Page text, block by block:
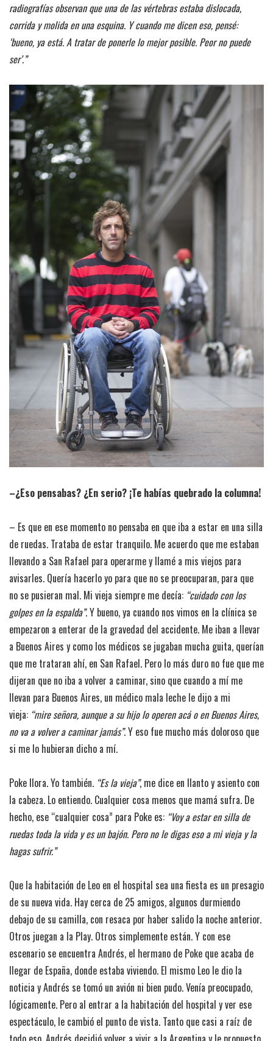
radiografías observan que una de las vértebras estaba dislocada,
corrida y molida en una esquina. Y cuando me dicen eso, pensé:
‘bueno, ya está. A tratar de ponerle lo mejor posible. Peor no puede
ser’.”
–¿Eso pensabas? ¿En serio? ¡Te habías quebrado la columna!
– Es que en ese momento no pensaba en que iba a estar en una silla
de ruedas. Trataba de estar tranquilo. Me acuerdo que me estaban
llevando a San Rafael para operarme y llamé a mis viejos para
avisarles. Quería hacerlo yo para que no se preocuparan, para que
no se pusieran mal. Mi vieja siempre me decía: “cuidado con los
golpes en la espalda”. Y bueno, ya cuando nos vimos en la clínica se
empezaron a enterar de la gravedad del accidente. Me iban a llevar
a Buenos Aires y como los médicos se jugaban mucha guita, querían
que me trataran ahí, en San Rafael. Pero lo más duro no fue que me
dijeran que no iba a volver a caminar, sino que cuando a mí me
llevan para Buenos Aires, un médico mala leche le dijo a mi
vieja: “mire señora, aunque a su hijo lo operen acá o en Buenos Aires,
no va a volver a caminar jamás”. Y eso fue mucho más doloroso que
si me lo hubieran dicho a mí.
Poke llora. Yo también. “Es la vieja”, me dice en llanto y asiento con
la cabeza. Lo entiendo. Cualquier cosa menos que mamá sufra. De
hecho, ese “cualquier cosa” para Poke es: “Voy a estar en silla de
ruedas toda la vida y es un bajón. Pero no le digas eso a mi vieja y la
hagas sufrir.”
Que la habitación de Leo en el hospital sea una fiesta es un presagio
de su nueva vida. Hay cerca de 25 amigos, algunos durmiendo
debajo de su camilla, con resaca por haber salido la noche anterior.
Otros juegan a la Play. Otros simplemente están. Y con ese
escenario se encuentra Andrés, el hermano de Poke que acaba de
llegar de España, donde estaba viviendo. El mismo Leo le dio la
noticia y Andrés se tomó un avión ni bien pudo. Venía preocupado,
lógicamente. Pero al entrar a la habitación del hospital y ver ese
espectáculo, le cambió el punto de vista. Tanto que casi a raíz de